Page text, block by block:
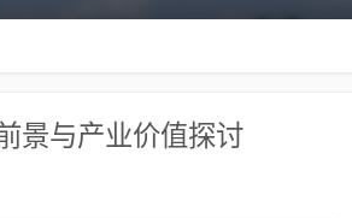
景与产业价值探讨